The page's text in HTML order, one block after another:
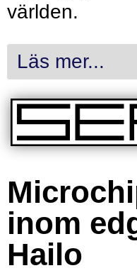
världen.
Läs mer...
inom
Hailo